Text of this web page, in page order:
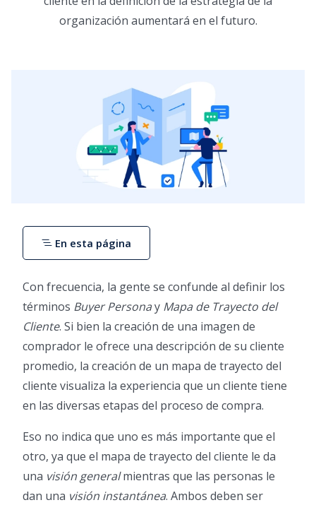
organización aumentará en el futuro.
Con frecuencia, la gente se confunde al definir los
términos Buyer Personay Mapa de Trayecto del
Cliente. Si bien la creación de una imagen de
comprador le ofrece una descripción de su cliente
promedio, la creación de un mapa de trayecto del
cliente visualiza la experiencia que un cliente tiene
en las diversas etapas del proceso de compra.
Eso no indica que uno es más importante que el
otro, ya que el mapa de trayecto del cliente le da
una visión generalmientras que las personas le
dan una visión instantánea. Ambos deben ser
En esta página